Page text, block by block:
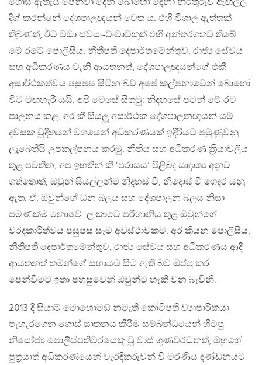
දිග් කරන්නේ දේශපාලඥයන් වෙත ය. එහි විශාල ඇත්තක්
තිබුණත්, ඊට වඩා ස්වයං-වංචාවකුත් එහි අන්තර්ගතව තිබේ.
මේ රටේ පොලීසිය, නීතිපති දෙපාර්තමේන්තුව, රාජ්‍ය සේවය
සහ අධිකරණය වැනි ආයතනත්, දේශපාලඥයන්ගේ එකී
අසාර්ථකත්වය පසුපස සිටින බව අපේ කල්පනාවෙන් බොහෝ
විට මඟහැරී යයි. අපි මෙසේ සිතමු: නිදහසේ පටන් මේ රට
පාලනය කළ, අර කී සියලූ අසාර්ථක දේශපාලනඥයන් යම්
දවසක චූදිතයන් වශයෙන් අධිකරණයක් ඉදිරියට පමුණුවනු
ලැබෙතියි උපකල්පනය කරමු. නීතිය සහ අධිකරණ ක‍්‍රියාවලිය
තුළ පවතින, අප ඉහතින් කී ‘පරාසය’ පිළිබඳ සාදෘශ්‍ය අනුව
ගත්තොත්, ඔවුන් සියල්ලන්ම නිදහස් වී, නිදොස් වී ගෙදර යනු
ඇත. ඒ, ඔවුන්ගේ ධන බලය සහ දේශපාලන බලය නිසා
පමණක්ම නොවේ. ලංකාවේ පරිහානිය තුළ ඔවුන්ගේ
වරදකාරීත්වය පසුපස සෑම අවස්ථාවකම, අර කියන පොලීසිය,
නීතිපති දෙපාර්තමේන්තුව, රාජ්‍ය සේවය සහ අධිකරණය ආදී
ආයතනත් තමන්ගේ සහායට සිට ඇති බව ඔප්පු කර
පෙන්වීමට ඉතා පහසුවෙන් ඔවුන්ට හැකි වන බැවිනි.
2013 දී සියාම් මොහොමඞ් නමැති කෝටිපති ව්‍යාපාරිකයා
පැහැරගෙන ගොස් ඝාතනය කිරීම සම්බන්ධයෙන් හිටපු
නියෝජ්‍ය පොලිස්පතිවරයෙකු වූ වාස් ගුණවර්ධනත්, ඔහුගේ
පුත‍්‍රයාත් අධිකරණයෙන් වැරදිකරුවන් වී මරණීය දණ්ඩනයට